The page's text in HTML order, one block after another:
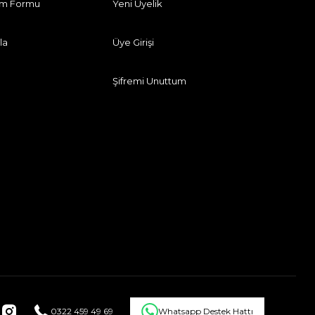
Formu Yeni Üyelik
Üye Girişi
Şifremi Unuttum
0322 459 49 69 Whatsapp Destek Hattı